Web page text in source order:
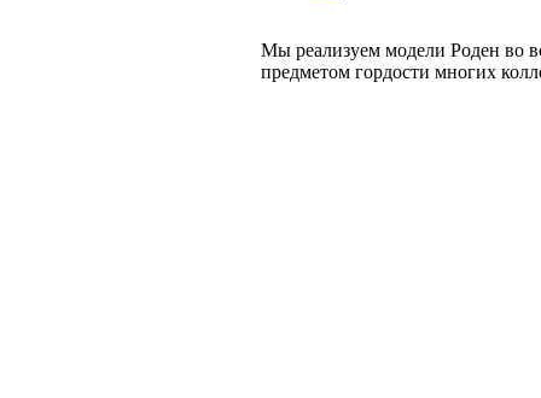
Мы реализуем модели Роден во
предметом гордости многих